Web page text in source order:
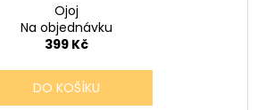
Ojoj
Na objednávku
399 Kč
DO KOŠÍKU